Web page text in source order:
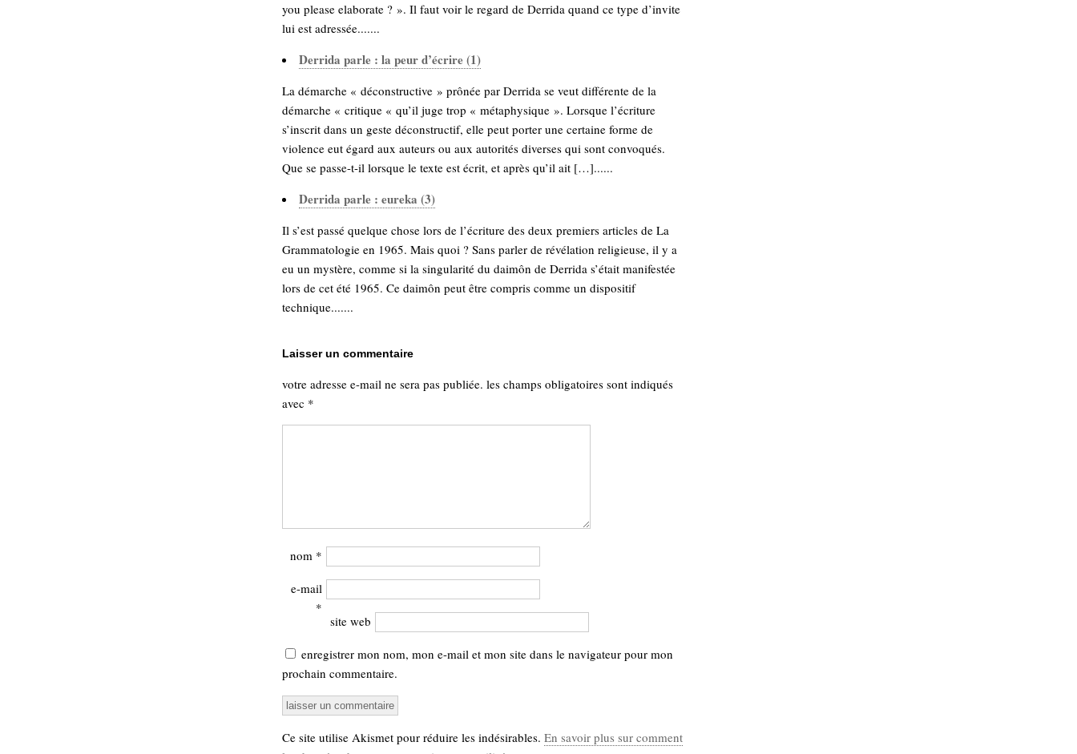
you please elaborate ? ». Il faut voir le regard de Derrida quand ce type d’invite
lui est adressée.......
Derrida parle : la peur d’écrire (1)
La démarche « déconstructive » prônée par Derrida se veut différente de la
démarche « critique « qu’il juge trop « métaphysique ». Lorsque l’écriture
s’inscrit dans un geste déconstructif, elle peut porter une certaine forme de
violence eut égard aux auteurs ou aux autorités diverses qui sont convoqués.
Que se passe-t-il lorsque le texte est écrit, et après qu’il ait […]......
Derrida parle : eureka (3)
Il s’est passé quelque chose lors de l’écriture des deux premiers articles de La
Grammatologie en 1965. Mais quoi ? Sans parler de révélation religieuse, il y a
eu un mystère, comme si la singularité du daimôn de Derrida s’était manifestée
lors de cet été 1965. Ce daimôn peut être compris comme un dispositif
technique.......
Laisser un commentaire
votre adresse e-mail ne sera pas publiée. les champs obligatoires sont indiqués
avec *
nom *
e-mail
*
site web
enregistrer mon nom, mon e-mail et mon site dans le navigateur pour mon
prochain commentaire.
Ce site utilise Akismet pour réduire les indésirables. En savoir plus sur comment